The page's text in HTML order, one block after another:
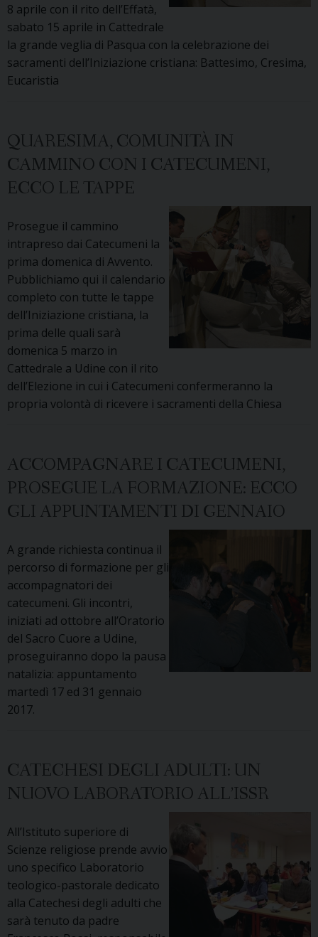
8 aprile con il rito dell’Effatà,
sabato 15 aprile in Cattedrale
la grande veglia di Pasqua con la celebrazione dei
sacramenti dell’Iniziazione cristiana: Battesimo, Cresima,
Eucaristia
QUARESIMA, COMUNITÀ IN
CAMMINO CON I CATECUMENI,
ECCO LE TAPPE
Prosegue il cammino
intrapreso dai Catecumeni la
prima domenica di Avvento.
Pubblichiamo qui il calendario
completo con tutte le tappe
dell’Iniziazione cristiana, la
prima delle quali sarà
domenica 5 marzo in
Cattedrale a Udine con il rito
dell’Elezione in cui i Catecumeni confermeranno la
propria volontà di ricevere i sacramenti della Chiesa
ACCOMPAGNARE I CATECUMENI,
PROSEGUE LA FORMAZIONE: ECCO
GLI APPUNTAMENTI DI GENNAIO
A grande richiesta continua il
percorso di formazione per gli
accompagnatori dei
catecumeni. Gli incontri,
iniziati ad ottobre all’Oratorio
del Sacro Cuore a Udine,
proseguiranno dopo la pausa
natalizia: appuntamento
martedì 17 ed 31 gennaio
2017.
CATECHESI DEGLI ADULTI: UN
NUOVO LABORATORIO ALL’ISSR
All’Istituto superiore di
Scienze religiose prende avvio
uno specifico Laboratorio
teologico-pastorale dedicato
alla Catechesi degli adulti che
sarà tenuto da padre